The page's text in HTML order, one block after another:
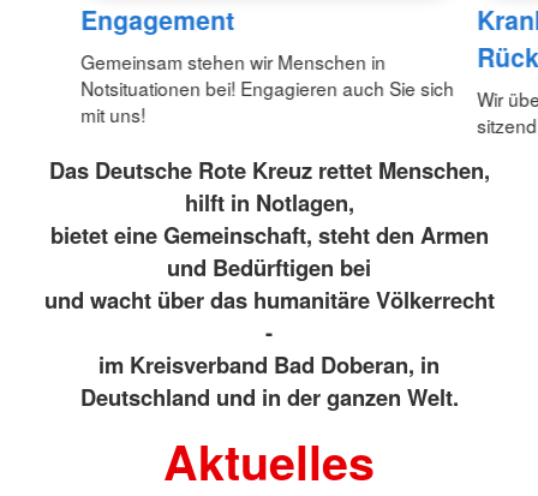
Engagement
Gemeinsam stehen wir Menschen in
Notsituationen bei! Engagieren auch Sie sich
mit uns!
Wir
Das Deutsche Rote Kreuz rettet Menschen,
hilft in Notlagen,
bietet eine Gemeinschaft, steht den Armen
und Bedürftigen bei
und wacht über das humanitäre Völkerrecht
-
im Kreisverband Bad Doberan, in
Deutschland und in der ganzen Welt.
Aktuelles